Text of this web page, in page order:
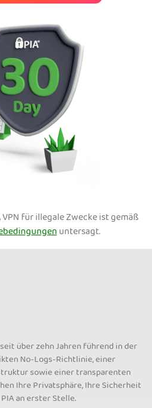
für illegale Zwecke ist gemäß
untersagt.
über zehn Jahren führend in der
No-Logs-Richtlinie, einer
sowie einer transparenten
Ihre Privatsphäre, Ihre Sicherheit
an erster Stelle.